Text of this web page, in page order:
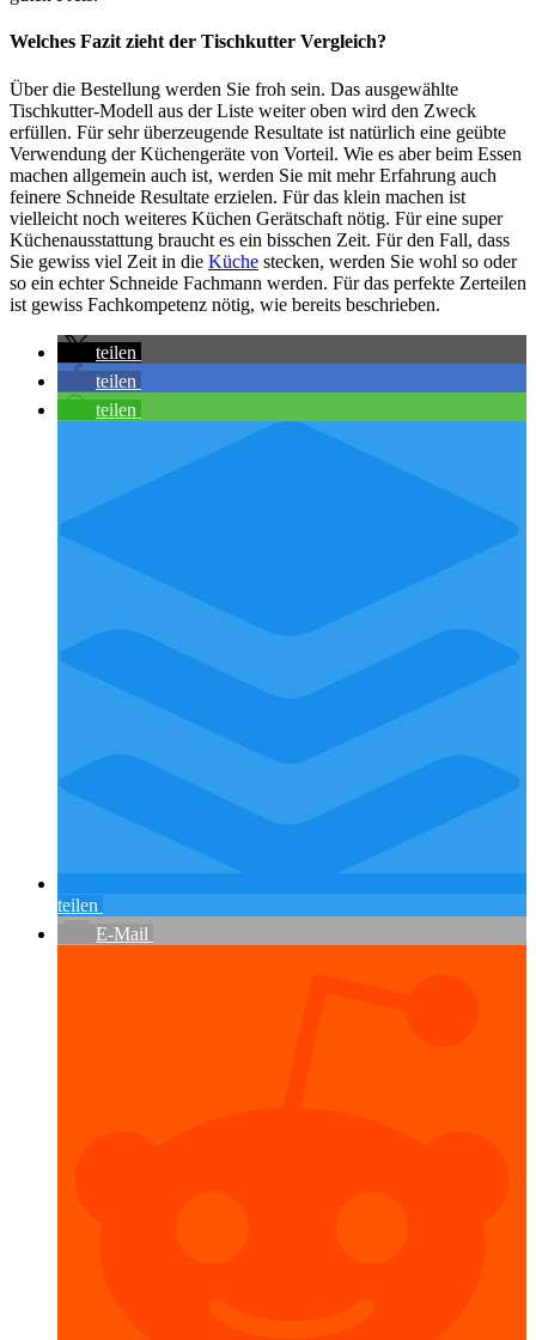
Welches Fazit zieht der Tischkutter Vergleich?
Über die Bestellung werden Sie froh sein. Das ausgewählte
Tischkutter-Modell aus der Liste weiter oben wird den Zweck
erfüllen. Für sehr überzeugende Resultate ist natürlich eine geübte
Verwendung der Küchengeräte von Vorteil. Wie es aber beim Essen
machen allgemein auch ist, werden Sie mit mehr Erfahrung auch
feinere Schneide Resultate erzielen. Für das klein machen ist
vielleicht noch weiteres Küchen Gerätschaft nötig. Für eine super
Küchenausstattung braucht es ein bisschen Zeit. Für den Fall, dass
Sie gewiss viel Zeit in die Küche stecken, werden Sie wohl so oder
so ein echter Schneide Fachmann werden. Für das perfekte Zerteilen
ist gewiss Fachkompetenz nötig, wie bereits beschrieben.
teilen
teilen
teilen
teilen
E-Mail